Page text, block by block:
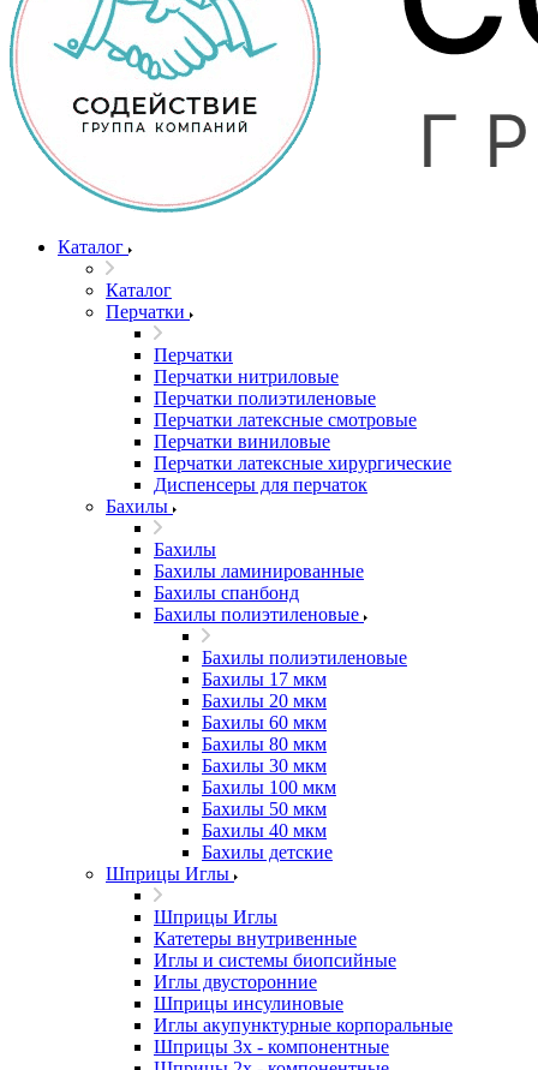
Каталог
Каталог
Перчатки
Перчатки
Перчатки нитриловые
Перчатки полиэтиленовые
Перчатки латексные смотровые
Перчатки виниловые
Перчатки латексные хирургические
Диспенсеры для перчаток
Бахилы
Бахилы
Бахилы ламинированные
Бахилы спанбонд
Бахилы полиэтиленовые
Бахилы полиэтиленовые
Бахилы 17 мкм
Бахилы 20 мкм
Бахилы 60 мкм
Бахилы 80 мкм
Бахилы 30 мкм
Бахилы 100 мкм
Бахилы 50 мкм
Бахилы 40 мкм
Бахилы детские
Шприцы Иглы
Шприцы Иглы
Катетеры внутривенные
Иглы и системы биопсийные
Иглы двусторонние
Шприцы инсулиновые
Иглы акупунктурные корпоральные
Шприцы 3х - компонентные